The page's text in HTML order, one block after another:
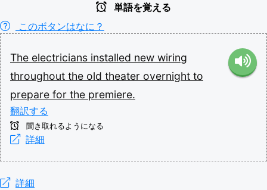
単語を覚える
このボタンはなに？
The electricians installed new wiring
throughout the old theater overnight to
prepare for the premiere.
翻訳する
聞き取れるようになる
詳細
詳細